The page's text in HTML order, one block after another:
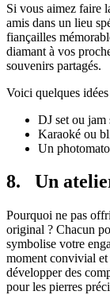
Si vous aimez faire
amis dans un lieu
fiançailles
diamant à vos
souvenirs partagés.
Voici quelques
DJ set ou jam
Karaoké ou
Un
8. Un
Pourquoi ne pas
original ? Chacun
symbolise votre
moment convivial et
développer des
pour les pierres